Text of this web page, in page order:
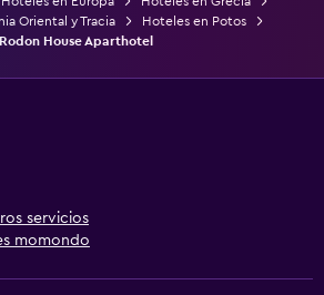
Oriental y Tracia
Hoteles en Potos
Rodon House Aparthotel
servicios
momondo